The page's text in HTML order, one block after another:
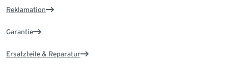
Reklamation
Garantie
Ersatzteile & Reparatur